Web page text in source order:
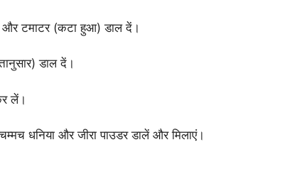
और टमाटर (कटा हुआ) डाल दें।
डाल दें।
लें।
धनिया और जीरा पाउडर डालें और मिलाएं।